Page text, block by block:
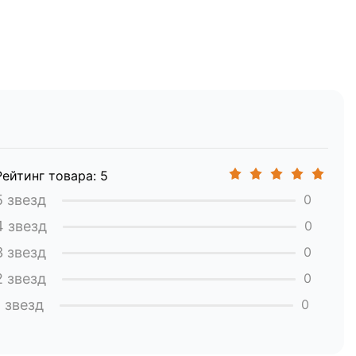
абразивных веществ и
одного раза в 3 месяца). При необходимости
на производственные дефекты и
случаем.
эксплуатационные характеристики
товара: 5
звезд 0
звезд 0
звезд 0
звезд 0
звезд 0